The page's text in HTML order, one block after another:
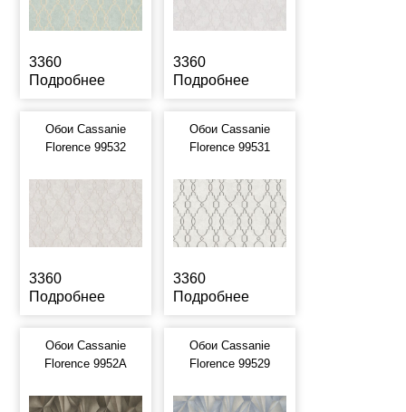
3360
Подробнее
3360
Подробнее
Обои Cassanie
Florence 99532
3360
Подробнее
Обои Cassanie
Florence 99531
3360
Подробнее
Обои Cassanie
Florence 9952A
Обои Cassanie
Florence 99529